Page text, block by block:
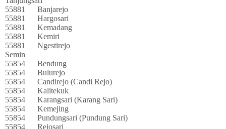
55881
Banjarejo
55881
Hargosari
55881
Kemadang
55881
Kemiri
55881
Ngestirejo
Semin
55854
Bendung
55854
Bulurejo
55854
Candirejo (Candi Rejo)
55854
Kalitekuk
55854
Karangsari (Karang Sari)
55854
Kemejing
55854
Pundungsari (Pundung Sari)
55854
Rejosari